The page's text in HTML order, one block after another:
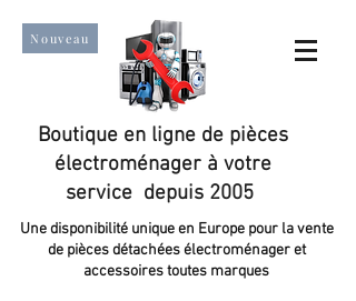
Nouveau
Boutique en ligne de pièces
électroménager à votre
service depuis 2005
Une disponibilité unique en Europe pour la vente
de pièces détachées électroménager et
accessoires toutes marques